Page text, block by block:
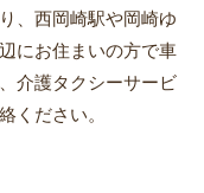
、西岡崎駅や岡崎ゆ
にお住まいの方で車
介護タクシーサービ
ください。